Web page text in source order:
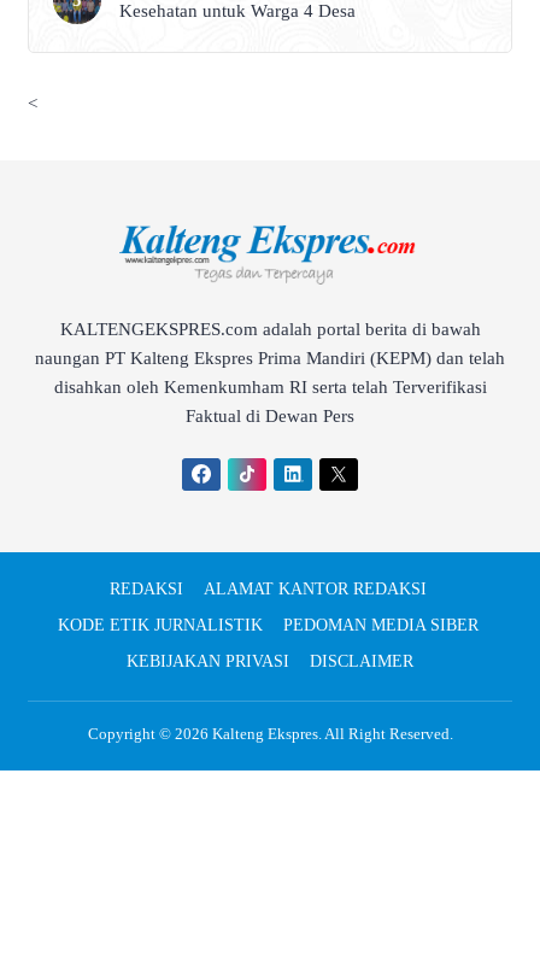
Kesehatan untuk Warga 4 Desa
<
KALTENGEKSPRES.com adalah portal berita di bawah
naungan PT Kalteng Ekspres Prima Mandiri (KEPM) dan telah
disahkan oleh Kemenkumham RI serta telah Terverifikasi
Faktual di Dewan Pers
REDAKSI
ALAMAT KANTOR REDAKSI
KODE ETIK JURNALISTIK
PEDOMAN MEDIA SIBER
KEBIJAKAN PRIVASI
DISCLAIMER
Copyright © 2026 Kalteng Ekspres. All Right Reserved.